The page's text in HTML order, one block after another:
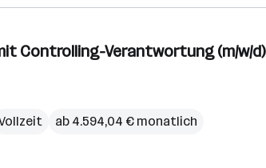
Controlling-Verantwortung (m/w/d)
ab 4.594,04 € monatlich